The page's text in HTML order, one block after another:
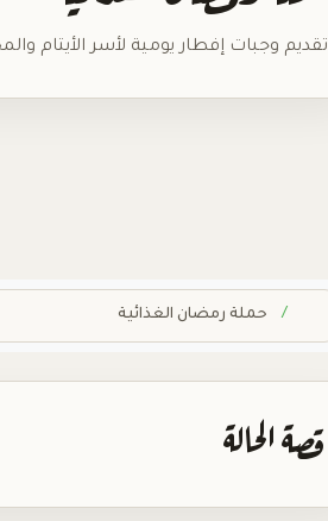
تقديم وجبات إفطار يومية لأسر الأيتام
Homeحملة رمضان الغذائية
قصة الحالة